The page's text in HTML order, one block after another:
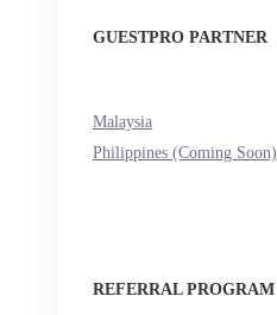
GUESTPRO PARTNER
Malaysia
Philippines (Coming Soon)
REFERRAL PROGRAM